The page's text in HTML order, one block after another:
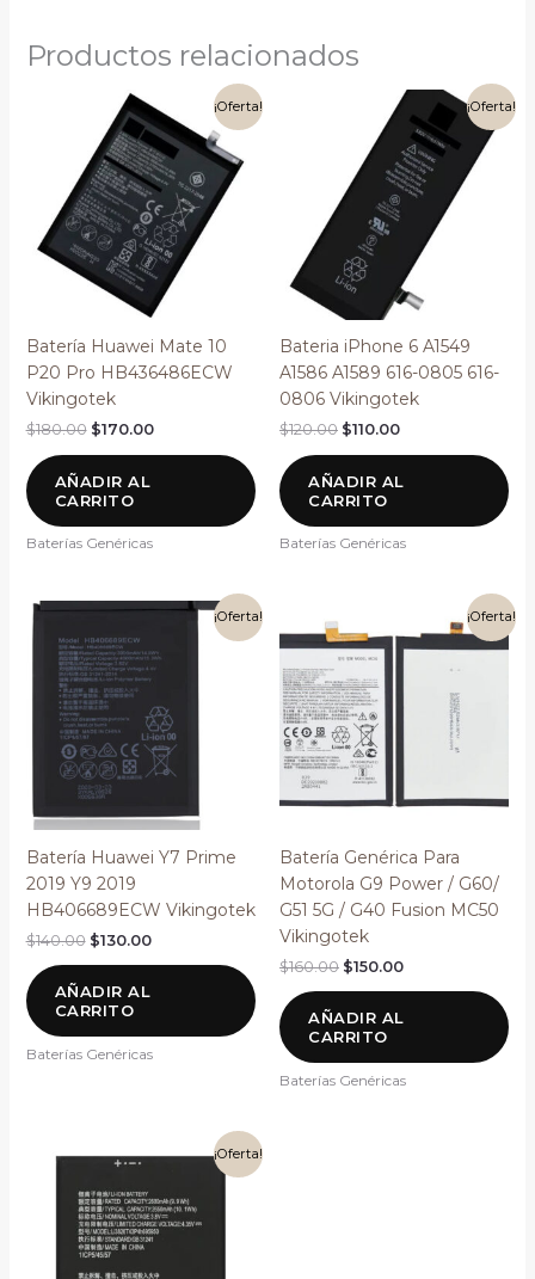
Productos relacionados
¡Oferta!
Batería Huawei Mate 10
P20 Pro HB436486ECW
Vikingotek
$180.00
precio
original
era:
$180.00.
$170.00
precio
actual
es:
$170.00.
AÑADIR AL
CARRITO
Baterías Genéricas
¡Oferta!
Bateria iPhone 6 A1549
A1586 A1589 616-0805 616-
0806 Vikingotek
$120.00
precio
original
era:
$120.00.
$110.00
El
precio
actual
es:
$110.00.
AÑADIR AL
CARRITO
Baterías Genéricas
¡Oferta!
Batería Huawei Y7 Prime
2019 Y9 2019
HB406689ECW Vikingotek
$140.00
El
original
era:
$140.00.
$130.00
El
precio
actual
es:
$130.00.
AÑADIR AL
CARRITO
Baterías Genéricas
¡Oferta!
Batería Genérica Para
Motorola G9 Power / G60/
G51 5G / G40 Fusion MC50
Vikingotek
$160.00
original
era:
$160.00.
$150.00
precio
actual
AÑADIR AL
CARRITO
Baterías Genéricas
¡Oferta!
precio
era:
$120.00.
es:
$110.00.